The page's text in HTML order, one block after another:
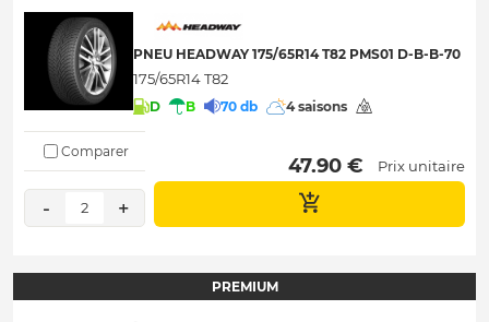
PNEU HEADWAY 175/65R14 T82 PMS01 D-B-B-70
175/65R14 T82
D B 70 db 4 saisons
Comparer
- 2 +
47.90 € Prix unitaire
PREMIUM